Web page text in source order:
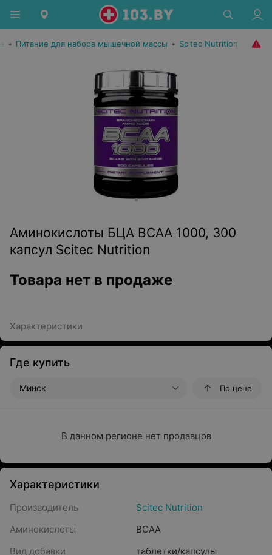
• Питание для набора мышечной массы • Scitec Nutrition
Аминокислоты БЦА BCAA 1000, 300
капсул Scitec Nutrition
Товара нет в продаже
Характеристики
Где купить
Минск По цене
В данном регионе нет продавцов
Характеристики
Производитель
Scitec Nutrition
Аминокислоты
BCAA
Вид добавки
таблетки/капсулы